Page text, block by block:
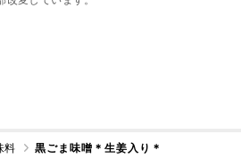
料 黒ごま味噌＊生姜入り＊